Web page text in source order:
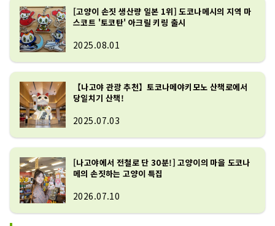
[고양이 손짓 생산량 일본 1위] 도코나메시의 지역 마
스코트 '토코탄' 아크릴 키링 출시
2025.08.01
【나고야 관광 추천】토코나메야키모노 산책로에서
당일치기 산책!
2025.07.03
[나고야에서 전철로 단 30분!] 고양이의 마을 도코나
메의 손짓하는 고양이 특집
2026.07.10